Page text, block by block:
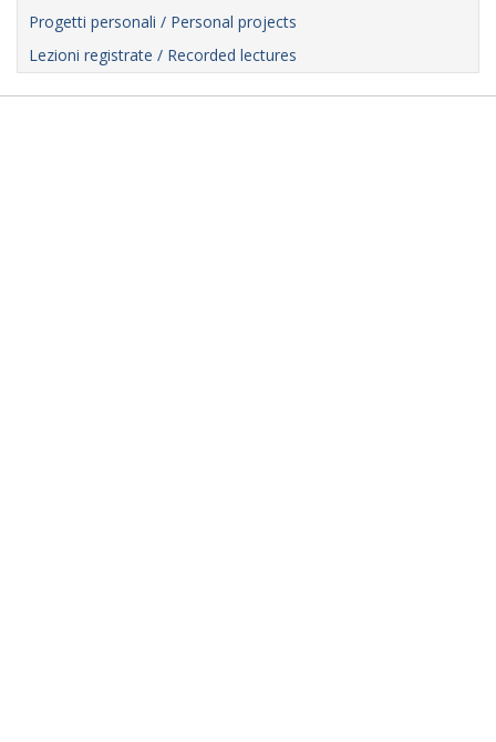
Progetti personali / Personal projects
Lezioni registrate / Recorded lectures